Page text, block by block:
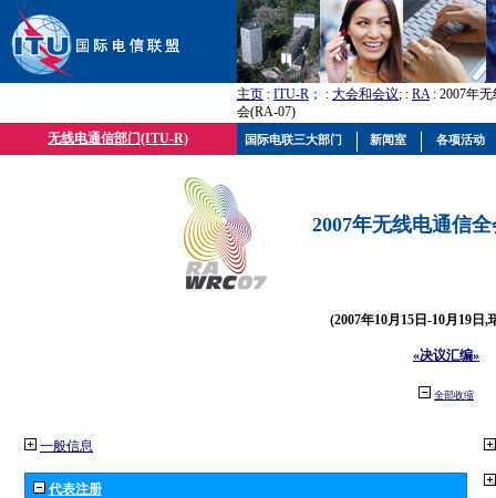
主页 : ITU-R ； : 大会和会议; : RA: 2007年
会(RA-07)
无线电通信部门(ITU-R)
2007年无线电通信
(2007年10月15日-10月19日,
«决议汇编»
全部收缩
一般信息
代表注册
国际电联三大部门 新闻室 各项活动